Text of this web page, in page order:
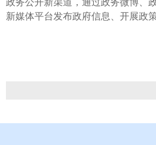
新媒体平台发布政府信息、开展政